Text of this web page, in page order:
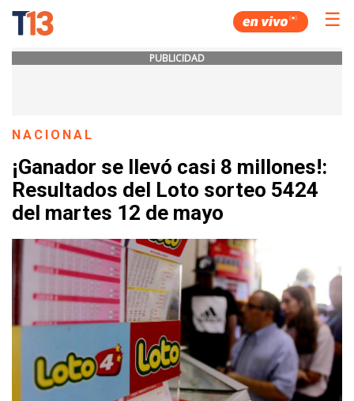
☰
PUBLICIDAD
NACIONAL
¡Ganador se llevó casi 8 millones!:
Resultados del Loto sorteo 5424
del martes 12 de mayo